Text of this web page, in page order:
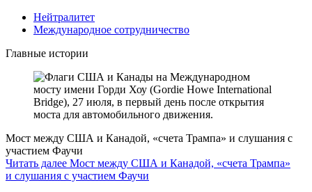
Нейтралитет
Международное сотрудничество
Главные истории
Мост между США и Канадой, «счета Трампа» и слушания с
участием Фаучи
Читать далее Мост между США и Канадой, «счета Трампа»
и слушания с участием Фаучи